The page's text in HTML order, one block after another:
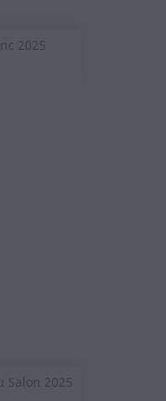
2025
Salon 2025